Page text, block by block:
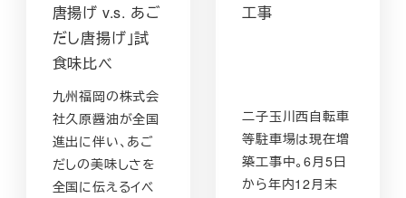
唐揚げ v.s. あご
だし唐揚げ」試
食味比べ
九州福岡の株式会
社久原醤油が全国
進出に伴い、あご
だしの美味しさを
全国に伝えるイベ
工事
二子玉川西自転車
等駐車場は現在増
築工事中。6月5日
から年内12月末